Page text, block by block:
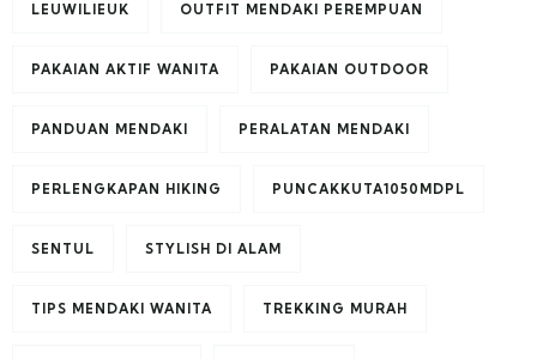
LEUWILIEUK OUTFIT MENDAKI PEREMPUAN
PAKAIAN AKTIF WANITA PAKAIAN OUTDOOR
PANDUAN MENDAKI PERALATAN MENDAKI
PERLENGKAPAN HIKING PUNCAKKUTA1050MDPL
SENTUL STYLISH DI ALAM
TIPS MENDAKI WANITA TREKKING MURAH